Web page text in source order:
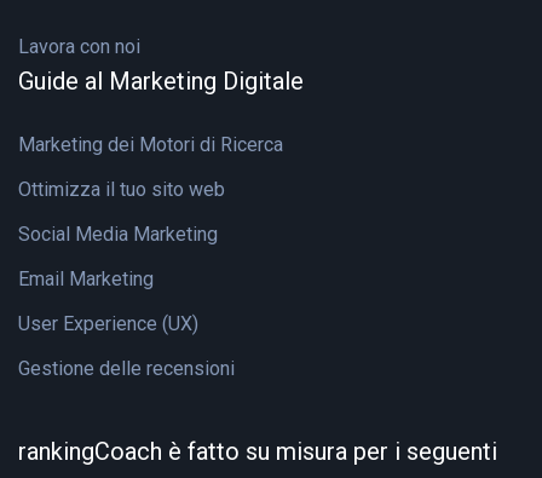
Lavora con noi
Guide al Marketing Digitale
Marketing dei Motori di Ricerca
Ottimizza il tuo sito web
Social Media Marketing
Email Marketing
User Experience (UX)
Gestione delle recensioni
rankingCoach è fatto su misura per i seguenti